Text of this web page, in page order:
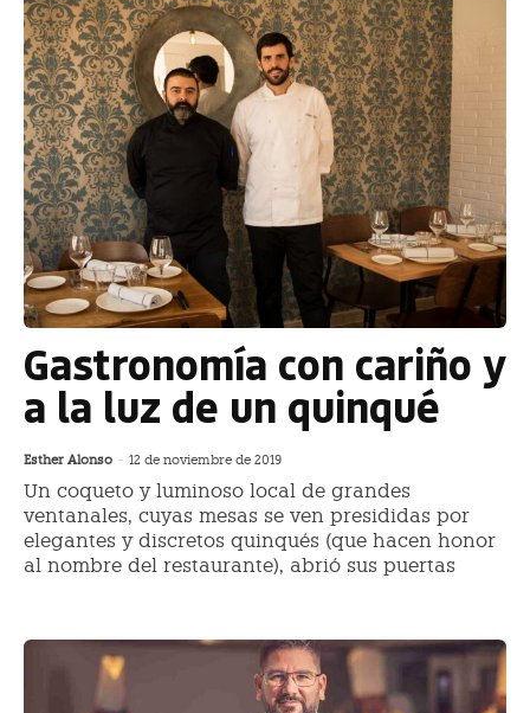
Gastronomía con cariño y
a la luz de un quinqué
Esther Alonso - 12 de noviembre de 2019
Un coqueto y luminoso local de grandes
ventanales, cuyas mesas se ven presididas por
elegantes y discretos quinqués (que hacen honor
al nombre del restaurante), abrió sus puertas